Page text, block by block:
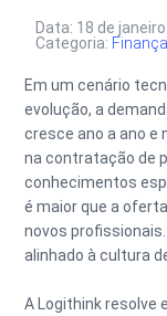
Data: 18 de
Categoria:
Em um cenário
evolução, a
cresce ano a ano
na contratação de
conhecimentos
é maior que a
novos
alinhado à cultura
A Logithink resolve